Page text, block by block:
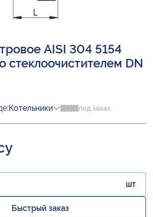
AISI 304 5154
стеклоочистителем DN
Котельники под заказ
шт
Быстрый заказ